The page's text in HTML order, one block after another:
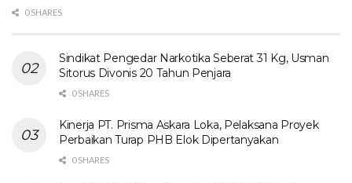
0 SHARES
Sindikat Pengedar Narkotika Seberat 31 Kg, Usman
Sitorus Divonis 20 Tahun Penjara
0 SHARES
Kinerja PT. Prisma Askara Loka, Pelaksana Proyek
Perbaikan Turap PHB Elok Dipertanyakan
0 SHARES